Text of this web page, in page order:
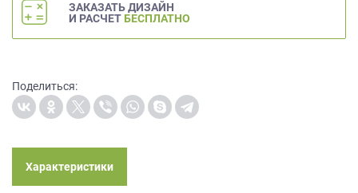
ЗАКАЗАТЬ ДИЗАЙН
И РАСЧЕТ БЕСПЛАТНО
Поделиться:
Характеристики
персональных
данных
порядке
условиях
Политики